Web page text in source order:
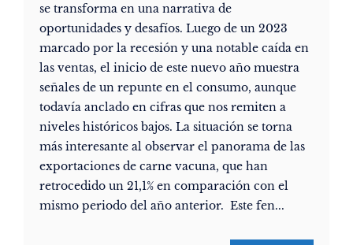
se transforma en una narrativa de
oportunidades y desafíos. Luego de un 2023
marcado por la recesión y una notable caída en
las ventas, el inicio de este nuevo año muestra
señales de un repunte en el consumo, aunque
todavía anclado en cifras que nos remiten a
niveles históricos bajos. La situación se torna
más interesante al observar el panorama de las
exportaciones de carne vacuna, que han
retrocedido un 21,1% en comparación con el
mismo periodo del año anterior. Este fen...